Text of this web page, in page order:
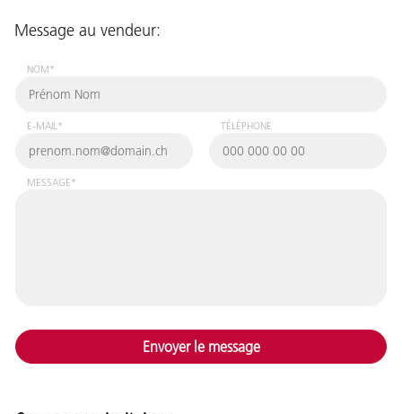
Message au vendeur:
NOM*
E-MAIL* TÉLÉPHONE
MESSAGE*
Envoyer le message